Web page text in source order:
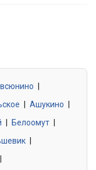
Ашукино
Белоомут